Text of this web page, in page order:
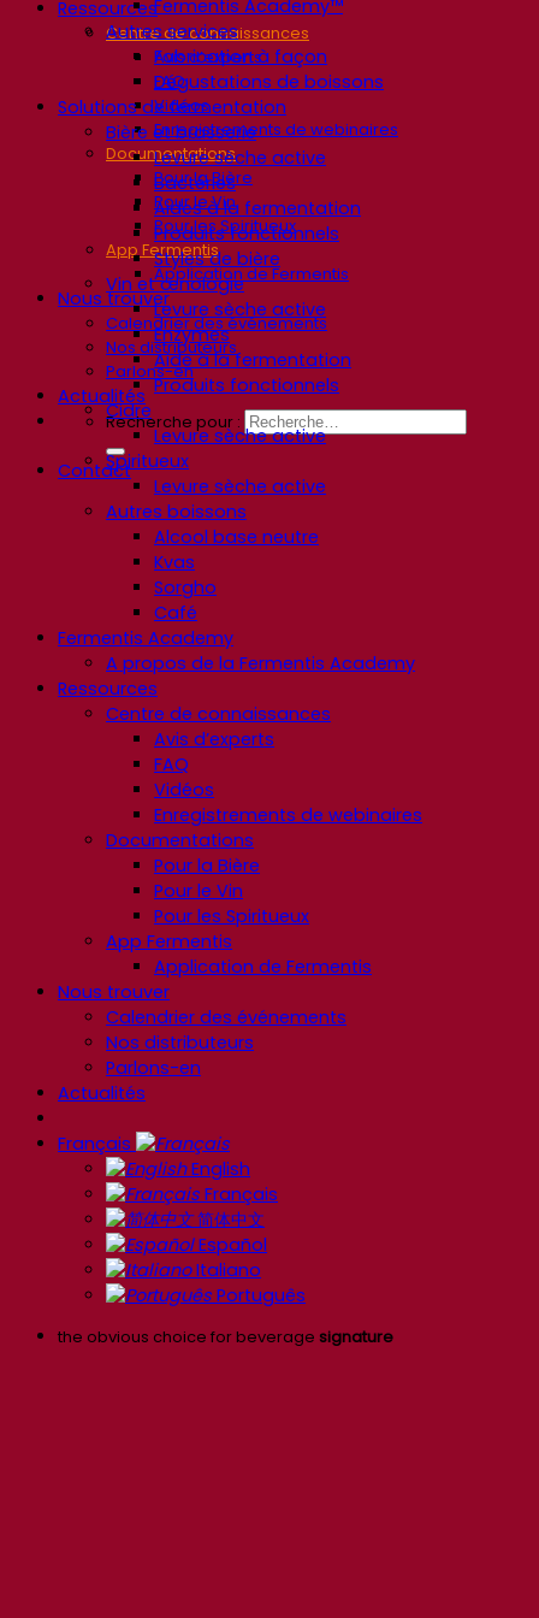
Ressources
Centre de connaissances
Avis d’experts
FAQ
Vidéos
Enregistrements de webinaires
Documentations
Pour la Bière
Pour le Vin
Pour les Spiritueux
App Fermentis
Application de Fermentis
Nous trouver
Calendrier des événements
Nos distributeurs
Parlons-en
Actualités
Recherche pour :
Contact
Fermentis Academy™
Autres services
Fabrication à façon
Dégustations de boissons
Solutions de fermentation
Bière et brasserie
Levure sèche active
Bactéries
Aides à la fermentation
Produits fonctionnels
Styles de bière
Vin et œnologie
Levure sèche active
Enzymes
Aide à la fermentation
Produits fonctionnels
Cidre
Levure sèche active
Spiritueux
Levure sèche active
Autres boissons
Alcool base neutre
Kvas
Sorgho
Café
Fermentis Academy
A propos de la Fermentis Academy
Ressources
Centre de connaissances
Avis d’experts
FAQ
Vidéos
Enregistrements de webinaires
Documentations
Pour la Bière
Pour le Vin
Pour les Spiritueux
App Fermentis
Application de Fermentis
Nous trouver
Calendrier des événements
Nos distributeurs
Parlons-en
Actualités
Français
English
Français
简体中文
Español
Italiano
Português
the obvious choice for beverage signature